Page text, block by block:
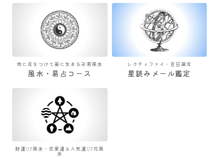
地に足をつけて楽に生きる卍易風水
風水・易占コース
レクティファイ・吉日選定
星読みメール鑑定
財運UP風水・恋愛運＆人気運UP花風
水